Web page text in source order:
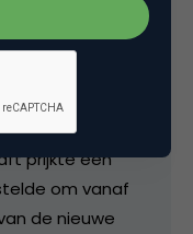
ingezet
blad
prijkte een
om vanaf
de nieuwe